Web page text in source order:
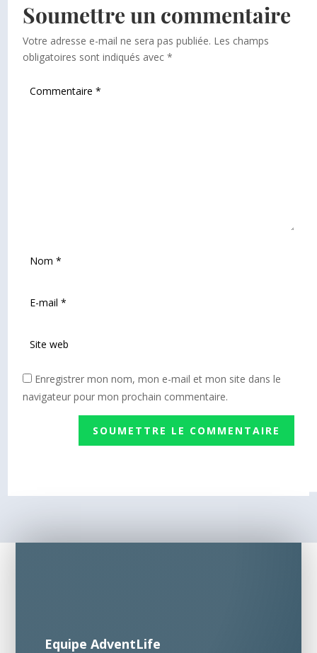
Soumettre un commentaire
Votre adresse e-mail ne sera pas publiée. Les champs
obligatoires sont indiqués avec*
Enregistrer mon nom, mon e-mail et mon site dans le
navigateur pour mon prochain commentaire.
SOUMETTRE LE COMMENTAIRE
Equipe AdventLife